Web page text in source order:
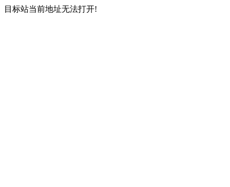
目标站当前地址无法打开!